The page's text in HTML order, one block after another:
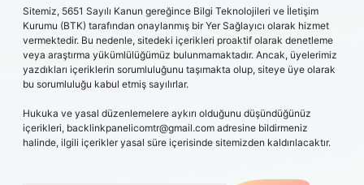
Sitemiz, 5651 Sayılı Kanun gereğince Bilgi Teknolojileri ve İletişim
Kurumu (BTK) tarafından onaylanmış bir Yer Sağlayıcı olarak hizmet
vermektedir. Bu nedenle, sitedeki içerikleri proaktif olarak denetleme
veya araştırma yükümlülüğümüz bulunmamaktadır. Ancak, üyelerimiz
yazdıkları içeriklerin sorumluluğunu taşımakta olup, siteye üye olarak
bu sorumluluğu kabul etmiş sayılırlar.
Hukuka ve yasal düzenlemelere aykırı olduğunu düşündüğünüz
içerikleri, backlinkpanelicomtr@gmail.com adresine bildirmeniz
halinde, ilgili içerikler yasal süre içerisinde sitemizden kaldırılacaktır.